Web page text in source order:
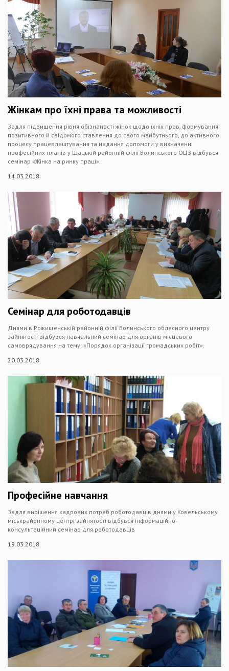
Жінкам про їхні права та можливості
Задля підвищення рівня обізнаності жінок щодо їхніх прав, формування
позитивного й свідомого ставлення до свого майбутнього, до активного
процесу працевлаштування та надання допомоги у визначенні
професійних планів у Шацькій районній філії Волинського ОЦЗ відбувся
семінар «Жінка на ринку праці».
14.03.2018
Семінар для роботодавців
Днями в Рожищенській районній філії Волинського обласного центру
зайнятості відбувся навчальний семінар для органів місцевого
самоврядування на тему: «Порядок організації громадських робіт».
20.03.2018
Професійне навчання
Задля вирішення кадрових потреб роботодавців днями у Ковельському
міськрайонному центрі зайнятості відбувся інформаційно-
консультаційний семінар для роботодавців
19.03.2018